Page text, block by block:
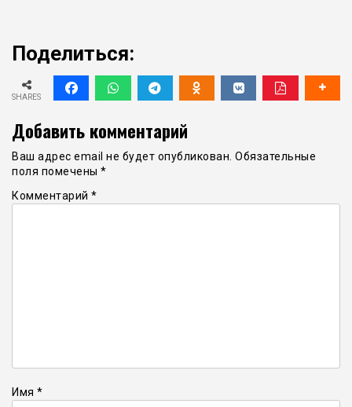
Поделиться:
SHARES
Добавить комментарий
Ваш адрес email не будет опубликован. Обязательные
поля помечены *
Комментарий *
Имя *